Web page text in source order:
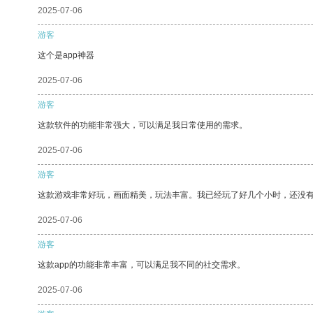
2025-07-06
游客
这个是app神器
2025-07-06
游客
这款软件的功能非常强大，可以满足我日常使用的需求。
2025-07-06
游客
这款游戏非常好玩，画面精美，玩法丰富。我已经玩了好几个小时，还没
2025-07-06
游客
这款app的功能非常丰富，可以满足我不同的社交需求。
2025-07-06